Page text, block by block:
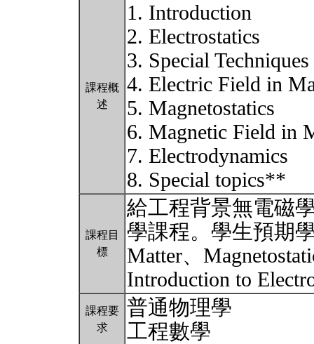
課程概
述
1. Introduction
2. Electrostatics
3. Special Techniques
4. Electric Field in
5. Magnetostatics
6. Magnetic Field in
7. Electrodynamics
8. Special topics**
課程目
標
給工程背景無電磁
學課程。學生預期
Matter、
Introduction to
課程要
求
普通物理學
工程數學